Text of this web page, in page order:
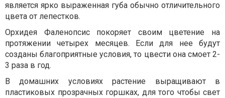
является ярко выраженная губа обычно отличительного
цвета от лепестков.
Орхидея Фаленопсис покоряет своим цветение на
протяжении четырех месяцев. Если для нее будут
созданы благоприятные условия, то цвести она смоет 2-
3 раза в год.
В домашних условиях растение выращивают в
пластиковых прозрачных горшках, для того чтобы свет